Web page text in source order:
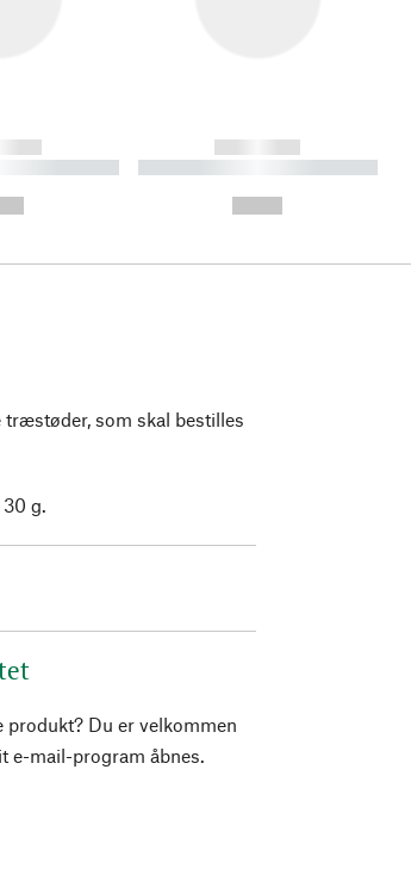
----------
------------
----------- ----------- ----------
træstøder, som skal bestilles
g.
Du er velkommen
e-mail-program åbnes.